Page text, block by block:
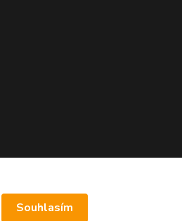
Souhlasím